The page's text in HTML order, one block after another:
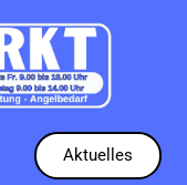
Aktuelles